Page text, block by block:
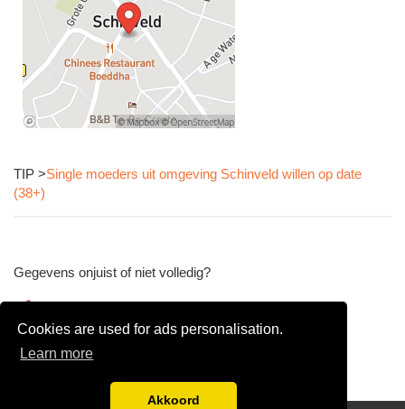
Cookies are used for ads personalisation.
Learn more
Akkoord
TIP >Single moeders uit omgeving Schinveld willen op date
(38+)
Gegevens onjuist of niet volledig?